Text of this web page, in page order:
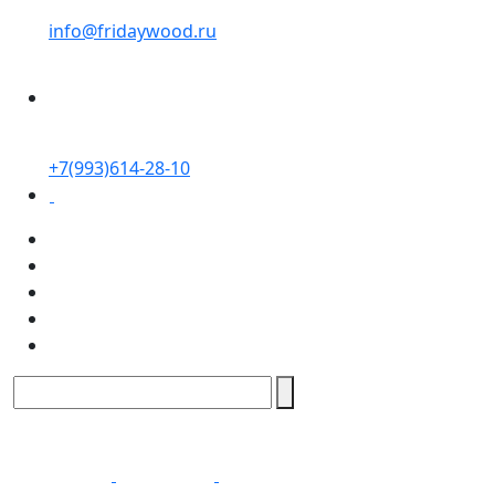
info@fridaywood.ru
+7(993)614-28-10